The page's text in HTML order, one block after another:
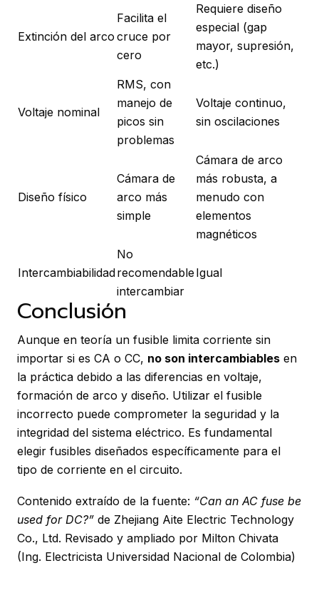
Extinción del arco
Facilita el
cruce por
cero
Requiere diseño
especial (gap
mayor, supresión,
etc.)
Voltaje nominal
RMS, con
manejo de
picos sin
problemas
Voltaje continuo,
sin oscilaciones
Diseño físico
Cámara de
arco más
simple
Cámara de arco
más robusta, a
menudo con
elementos
magnéticos
Intercambiabilidad
No
recomendable
intercambiar
Igual
Conclusión
Aunque en teoría un fusible limita corriente sin
importar si es CA o CC, no son intercambiables en
la práctica debido a las diferencias en voltaje,
formación de arco y diseño. Utilizar el fusible
incorrecto puede comprometer la seguridad y la
integridad del sistema eléctrico. Es fundamental
elegir fusibles diseñados específicamente para el
tipo de corriente en el circuito.
Contenido extraído de la fuente: “Can an AC fuse be
used for DC?” de Zhejiang Aite Electric Technology
Co., Ltd. Revisado y ampliado por Milton Chivata
(Ing. Electricista Universidad Nacional de Colombia)